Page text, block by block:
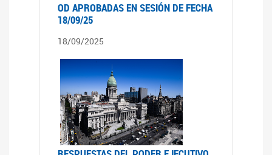
OD APROBADAS EN SESIÓN DE FECHA
18/09/25
18/09/2025